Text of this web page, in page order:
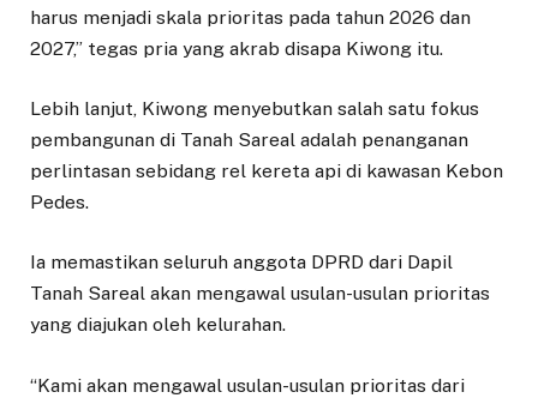
harus menjadi skala prioritas pada tahun 2026 dan
2027,” tegas pria yang akrab disapa Kiwong itu.
Lebih lanjut, Kiwong menyebutkan salah satu fokus
pembangunan di Tanah Sareal adalah penanganan
perlintasan sebidang rel kereta api di kawasan Kebon
Pedes.
Ia memastikan seluruh anggota DPRD dari Dapil
Tanah Sareal akan mengawal usulan-usulan prioritas
yang diajukan oleh kelurahan.
“Kami akan mengawal usulan-usulan prioritas dari